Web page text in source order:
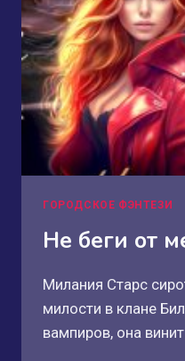
ГОРОДСКОЕ ФЭНТЕЗИ
Не беги от
Милания Старс
милости в клане
вампиров, она